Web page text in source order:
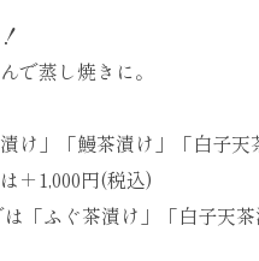
で蒸し焼きに。
け」「鰻茶漬け」「白子天
＋1,000円(税込)
「ふぐ茶漬け」「白子天茶